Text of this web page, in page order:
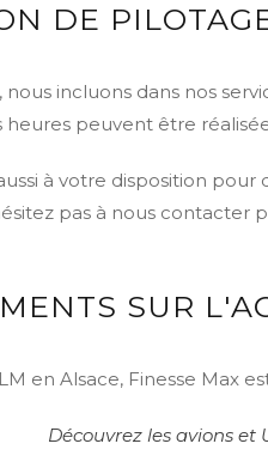
DE
nous incluons dans nos
heures peuvent être
à votre disposition
pas à nous contacter
SUR
en Alsace, Finesse
Découvrez les avions et